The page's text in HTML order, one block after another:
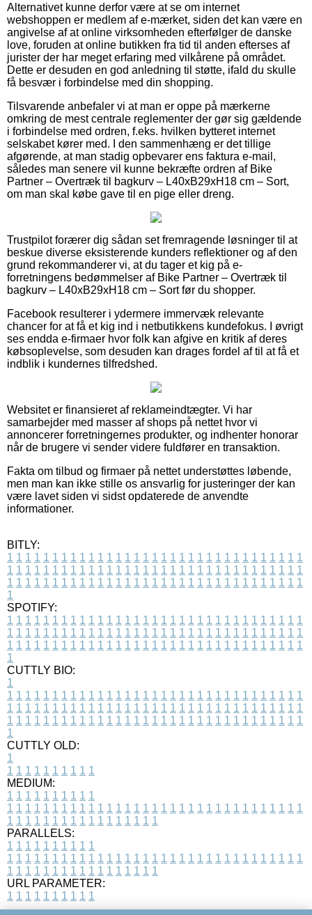
Alternativet kunne derfor være at se om internet
webshoppen er medlem af e-mærket, siden det kan være en
angivelse af at online virksomheden efterfølger de danske
love, foruden at online butikken fra tid til anden efterses af
jurister der har meget erfaring med vilkårene på området.
Dette er desuden en god anledning til støtte, ifald du skulle
få besvær i forbindelse med din shopping.
Tilsvarende anbefaler vi at man er oppe på mærkerne
omkring de mest centrale reglementer der gør sig gældende
i forbindelse med ordren, f.eks. hvilken bytteret internet
selskabet kører med. I den sammenhæng er det tillige
afgørende, at man stadig opbevarer ens faktura e-mail,
således man senere vil kunne bekræfte ordren af Bike
Partner – Overtræk til bagkurv – L40xB29xH18 cm – Sort,
om man skal købe gave til en pige eller dreng.
Trustpilot forærer dig sådan set fremragende løsninger til at
beskue diverse eksisterende kunders reflektioner og af den
grund rekommanderer vi, at du tager et kig på e-
forretningens bedømmelser af Bike Partner – Overtræk til
bagkurv – L40xB29xH18 cm – Sort før du shopper.
Facebook resulterer i ydermere immervæk relevante
chancer for at få et kig ind i netbutikkens kundefokus. I øvrigt
ses endda e-firmaer hvor folk kan afgive en kritik af deres
købsoplevelse, som desuden kan drages fordel af til at få et
indblik i kundernes tilfredshed.
Websitet er finansieret af reklameindtægter. Vi har
samarbejder med masser af shops på nettet hvor vi
annoncerer forretningernes produkter, og indhenter honorar
når de brugere vi sender videre fuldfører en transaktion.
Fakta om tilbud og firmaer på nettet understøttes løbende,
men man kan ikke stille os ansvarlig for justeringer der kan
være lavet siden vi sidst opdaterede de anvendte
informationer.
BITLY:
1 1 1 1 1 1 1 1 1 1 1 1 1 1 1 1 1 1 1 1 1 1 1 1 1 1 1 1 1 1 1 1 1
1 1 1 1 1 1 1 1 1 1 1 1 1 1 1 1 1 1 1 1 1 1 1 1 1 1 1 1 1 1 1 1 1
1 1 1 1 1 1 1 1 1 1 1 1 1 1 1 1 1 1 1 1 1 1 1 1 1 1 1 1 1 1 1 1 1
1
SPOTIFY:
1 1 1 1 1 1 1 1 1 1 1 1 1 1 1 1 1 1 1 1 1 1 1 1 1 1 1 1 1 1 1 1 1
1 1 1 1 1 1 1 1 1 1 1 1 1 1 1 1 1 1 1 1 1 1 1 1 1 1 1 1 1 1 1 1 1
1 1 1 1 1 1 1 1 1 1 1 1 1 1 1 1 1 1 1 1 1 1 1 1 1 1 1 1 1 1 1 1 1
1
CUTTLY BIO:
1
1 1 1 1 1 1 1 1 1 1 1 1 1 1 1 1 1 1 1 1 1 1 1 1 1 1 1 1 1 1 1 1 1
1 1 1 1 1 1 1 1 1 1 1 1 1 1 1 1 1 1 1 1 1 1 1 1 1 1 1 1 1 1 1 1 1
1 1 1 1 1 1 1 1 1 1 1 1 1 1 1 1 1 1 1 1 1 1 1 1 1 1 1 1 1 1 1 1 1
1
CUTTLY OLD:
1
1 1 1 1 1 1 1 1 1 1
MEDIUM:
1 1 1 1 1 1 1 1 1 1
1 1 1 1 1 1 1 1 1 1 1 1 1 1 1 1 1 1 1 1 1 1 1 1 1 1 1 1 1 1 1 1 1
1 1 1 1 1 1 1 1 1 1 1 1 1 1 1 1 1
PARALLELS:
1 1 1 1 1 1 1 1 1 1
1 1 1 1 1 1 1 1 1 1 1 1 1 1 1 1 1 1 1 1 1 1 1 1 1 1 1 1 1 1 1 1 1
1 1 1 1 1 1 1 1 1 1 1 1 1 1 1 1 1
URL PARAMETER:
1 1 1 1 1 1 1 1 1 1